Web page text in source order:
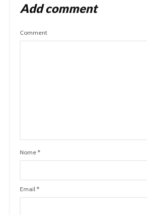
Add comment
Comment
Nome *
Email *